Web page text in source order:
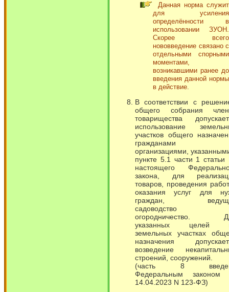
Данная норма служит
для усиления
определённости в
использовании ЗУОН.
Скорее всего
нововведение связано с
отдельными спорными
моментами,
возникавшими ранее до
введения данной нормы
в действие.
В соответствии с
общего собрания
товарищества
использование
участков общего
гражданами
организациями,
пункте 5.1 части 1 статьи
настоящего
закона, для
товаров, проведения
оказания услуг для
граждан,
садоводство
огородничество.
указанных целей
земельных участках
назначения
возведение
строений, сооружений.
(часть 8
Федеральным законом
14.04.2023 N 123-ФЗ)